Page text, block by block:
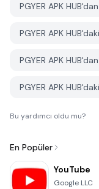
Bu yardımcı oldu mu?
En Popüler
YouTube
Google LLC